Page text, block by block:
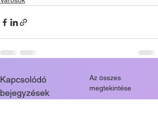
Kapcsolódó
bejegyzések
Az összes
megtekintése